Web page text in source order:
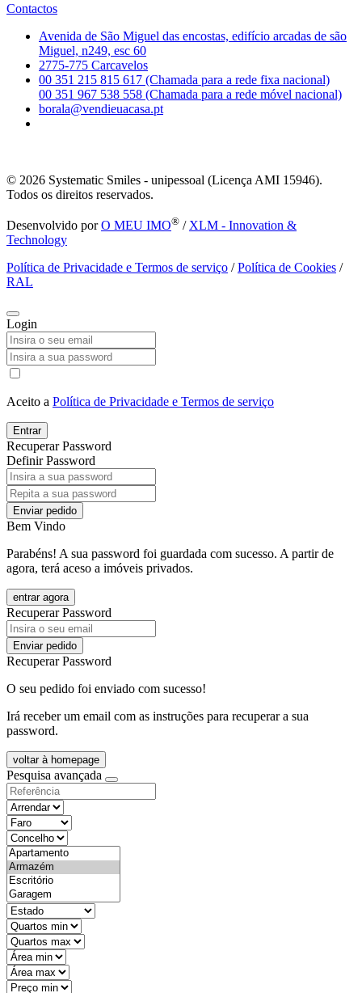
Contactos
Avenida de São Miguel das encostas, edifício arcadas de são
Miguel, n249, esc 60
2775-775 Carcavelos
00 351 215 815 617 (Chamada para a rede fixa nacional)
00 351 967 538 558 (Chamada para a rede móvel nacional)
borala@vendieuacasa.pt
© 2026 Systematic Smiles - unipessoal (Licença AMI 15946).
Todos os direitos reservados.
Desenvolvido porO MEU IMO® / XLM - Innovation &
Technology
Política de Privacidade e Termos de serviço /Política de Cookies /
RAL
Login
Aceito a Política de Privacidade e Termos de serviço
Entrar
Recuperar Password
Definir Password
Enviar pedido
Bem Vindo
Parabéns! A sua password foi guardada com sucesso. A partir de
agora, terá aceso a imóveis privados.
entrar agora
Recuperar Password
Enviar pedido
Recuperar Password
O seu pedido foi enviado com sucesso!
Irá receber um email com as instruções para recuperar a sua
password.
voltar à homepage
Pesquisa avançada
objective
districtId
countyId
types
state
mintypo
maxtypo
minarea
maxarea
minprice